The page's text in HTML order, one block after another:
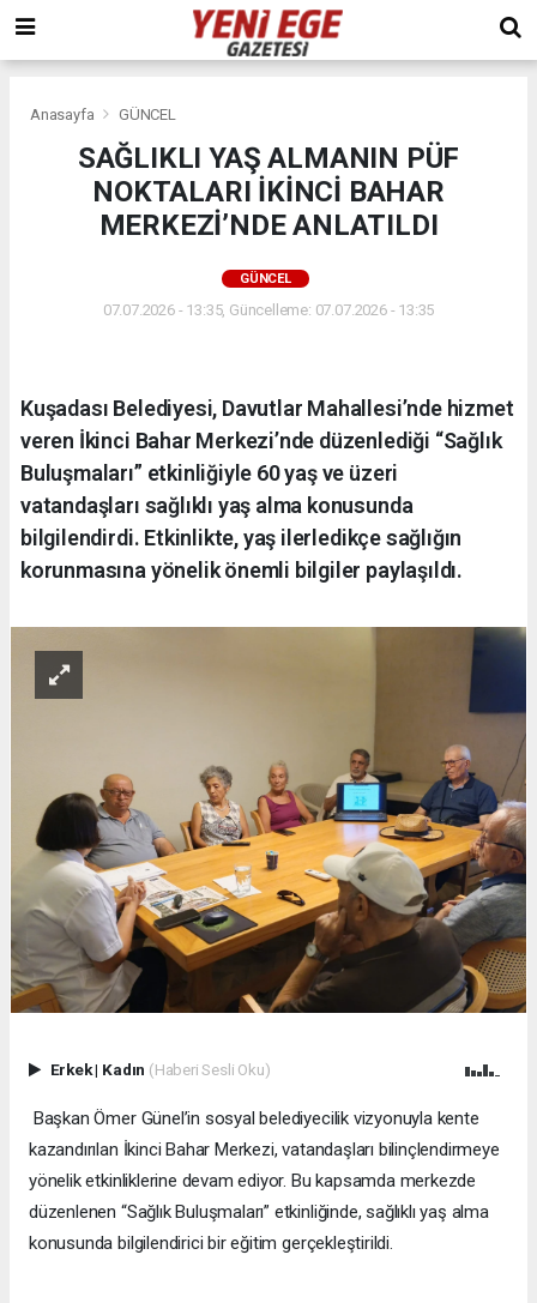
Anasayfa GÜNCEL
SAĞLIKLI YAŞ ALMANIN PÜF
NOKTALARI İKİNCİ BAHAR
MERKEZİ’NDE ANLATILDI
GÜNCEL
07.07.2026 - 13:35, Güncelleme: 07.07.2026 - 13:35
Kuşadası Belediyesi, Davutlar Mahallesi’nde hizmet
veren İkinci Bahar Merkezi’nde düzenlediği “Sağlık
Buluşmaları” etkinliğiyle 60 yaş ve üzeri
vatandaşları sağlıklı yaş alma konusunda
bilgilendirdi. Etkinlikte, yaş ilerledikçe sağlığın
korunmasına yönelik önemli bilgiler paylaşıldı.
Erkek| Kadın (Haberi Sesli Oku)
Başkan Ömer Günel’in sosyal belediyecilik vizyonuyla kente
kazandırılan İkinci Bahar Merkezi, vatandaşları bilinçlendirmeye
yönelik etkinliklerine devam ediyor. Bu kapsamda merkezde
düzenlenen “Sağlık Buluşmaları” etkinliğinde, sağlıklı yaş alma
konusunda bilgilendirici bir eğitim gerçekleştirildi.